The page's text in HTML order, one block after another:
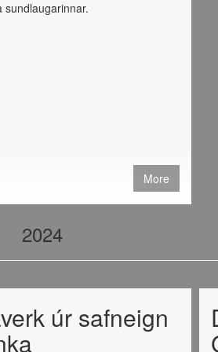
More
2024
úr safneign